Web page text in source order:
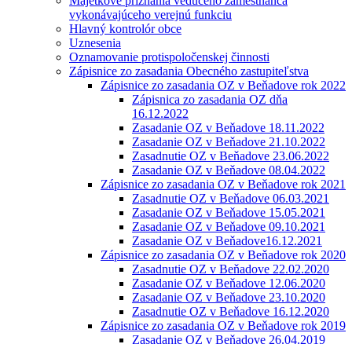
vykonávajúceho verejnú funkciu
Hlavný kontrolór obce
Uznesenia
Oznamovanie protispoločenskej činnosti
Zápisnice zo zasadania Obecného zastupiteľstva
Zápisnice zo zasadania OZ v Beňadove rok 2022
Zápisnica zo zasadania OZ dňa
16.12.2022
Zasadanie OZ v Beňadove 18.11.2022
Zasadanie OZ v Beňadove 21.10.2022
Zasadnutie OZ v Beňadove 23.06.2022
Zasadanie OZ v Beňadove 08.04.2022
Zápisnice zo zasadania OZ v Beňadove rok 2021
Zasadnutie OZ v Beňadove 06.03.2021
Zasadanie OZ v Beňadove 15.05.2021
Zasadanie OZ v Beňadove 09.10.2021
Zasadanie OZ v Beňadove16.12.2021
Zápisnice zo zasadania OZ v Beňadove rok 2020
Zasadnutie OZ v Beňadove 22.02.2020
Zasadanie OZ v Beňadove 12.06.2020
Zasadanie OZ v Beňadove 23.10.2020
Zasadnutie OZ v Beňadove 16.12.2020
Zápisnice zo zasadania OZ v Beňadove rok 2019
Zasadanie OZ v Beňadove 26.04.2019